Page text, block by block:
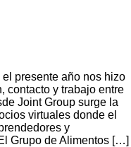
presente año nos hizo
contacto y trabajo entre
Joint Group surge la
virtuales donde el
y
Grupo de Alimentos […]